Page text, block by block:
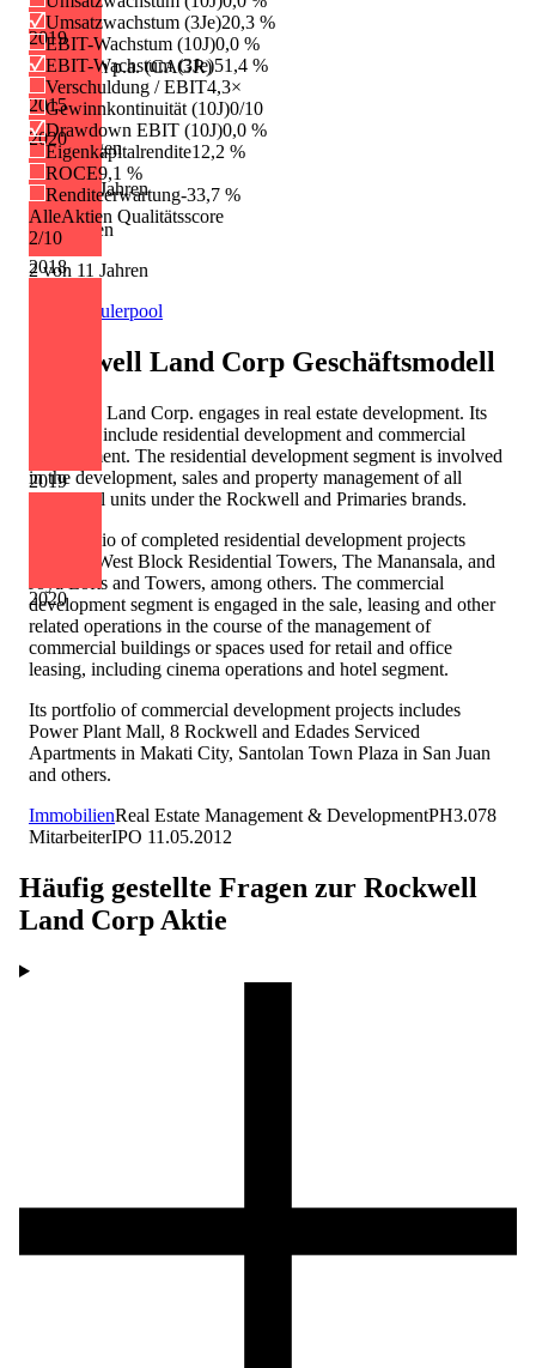
2019
2020
2015
2018
2019
2020
Umsatzwachstum (3Je)20,3 %
EBIT-Wachstum (10J)0,0 %
EBIT-Wachstum (3Je)51,4 %
Verschuldung / EBIT4,3×
Gewinnkontinuität (10J)0/10
Drawdown EBIT (10J)0,0 %
Eigenkapitalrendite12,2 %
ROCE9,1 %
Renditeerwartung-33,7 %
AlleAktien Qualitätsscore
2/10
0.10 PHP
Wachstum p.a. (CAGR)
+8,7 %
Erhöhungen
7 von 11 Jahren
Kürzungen
2 von 11 Jahren
Quelle: Eulerpool
Rockwell Land Corp Geschäftsmodell
Rockwell Land Corp. engages in real estate development. Its
segments include residential development and commercial
development. The residential development segment is involved
in the development, sales and property management of all
residential units under the Rockwell and Primaries brands.
Its portfolio of completed residential development projects
includes West Block Residential Towers, The Manansala, and
Joya Lofts and Towers, among others. The commercial
development segment is engaged in the sale, leasing and other
related operations in the course of the management of
commercial buildings or spaces used for retail and office
leasing, including cinema operations and hotel segment.
Its portfolio of commercial development projects includes
Power Plant Mall, 8 Rockwell and Edades Serviced
Apartments in Makati City, Santolan Town Plaza in San Juan
and others.
ImmobilienReal Estate Management & DevelopmentPH3.078
MitarbeiterIPO 11.05.2012
Häufig gestellte Fragen zur Rockwell
Land Corp Aktie